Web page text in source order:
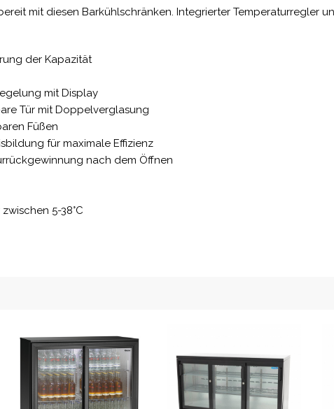
mit diesen Barkühlschränken. Integrierter Temperaturregler
der Kapazität
mit Display
Tür mit Doppelverglasung
Füßen
für maximale Effizienz
nach dem Öffnen
5-38°C